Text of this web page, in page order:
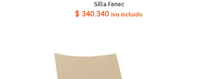
Silla Fenec
$ 340.340 iva incluido